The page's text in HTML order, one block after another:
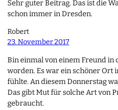
Sehr guter Beitrag. Das ist die
schon immer in Dresden.
Robert
23. November 2017
Bin einmal von einem Freund in
worden. Es war ein schöner Ort
fühlte. An diesem Donnerstag
Das gibt Mut für solche Art von
gebraucht.